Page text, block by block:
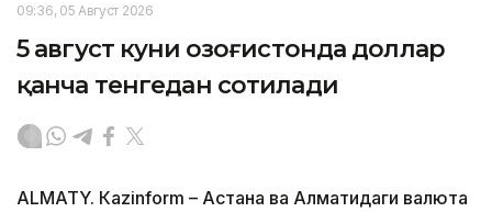
09:36, 05 Август 2026
5 август куни Қозоғистонда доллар
қанча тенгедан сотилади
ALMATY. Кazinform – Астана ва Алматидаги валюта